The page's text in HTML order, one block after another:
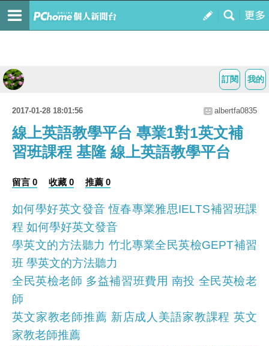
我的
訂閱
2017-01-28 18:01:56 albertfa0835
線上英語教學平台 專業1對1英文補
習班課程 基隆 線上英語教學平台
留言 0 收藏 0 推薦 0
如何學好英文發音 恆春專業雅思IELTS補習班課
程 如何學好英文發音
學英文的方法聽力 竹北專業全民英檢GEPT補習
班 學英文的方法聽力
全民英檢老師 多益補習班費用 南投 全民英檢老
師
英文家教老師推薦 新店成人美語家教課程 英文
家教老師推薦